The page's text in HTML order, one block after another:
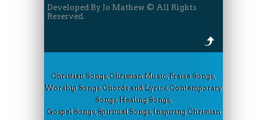
Developed By Jo Mathew © All Rights
Reserved.
Christian Songs, Christian Music, Praise Songs,
Worship Songs, Chords and Lyrics, Contemporary
Songs, Healing Songs,
Gospel Songs, Spiritual Songs, Inspiring Christian